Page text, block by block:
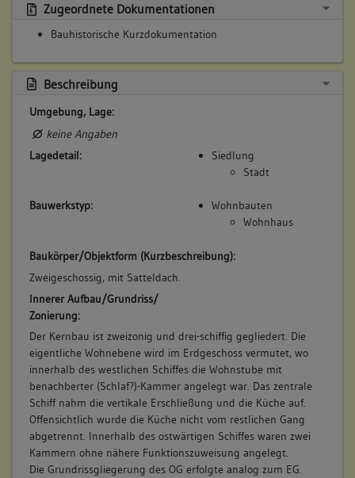
Zugeordnete Dokumentationen
Bauhistorische Kurzdokumentation
Beschreibung
Umgebung, Lage:
keine Angaben
Lagedetail:
Siedlung
Stadt
Bauwerkstyp:
Wohnbauten
Wohnhaus
Baukörper/Objektform (Kurzbeschreibung):
Zweigeschossig, mit Satteldach.
Innerer Aufbau/Grundriss/
Zonierung:
Der Kernbau ist zweizonig und drei-schiffig gegliedert. Die
eigentliche Wohnebene wird im Erdgeschoss vermutet, wo
innerhalb des westlichen Schiffes die Wohnstube mit
benachberter (Schlaf?)-Kammer angelegt war. Das zentrale
Schiff nahm die vertikale Erschließung und die Küche auf.
Offensichtlich wurde die Küche nicht vom restlichen Gang
abgetrennt. Innerhalb des ostwärtigen Schiffes waren zwei
Kammern ohne nähere Funktionszuweisung angelegt.
Die Grundrissgliegerung des OG erfolgte analog zum EG.